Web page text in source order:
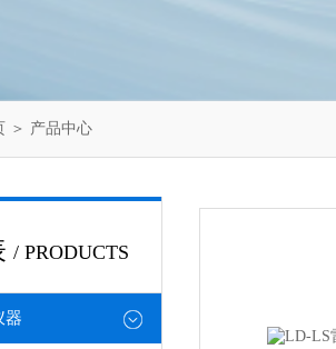
＞ 产品中心
/ PRODUCTS
器